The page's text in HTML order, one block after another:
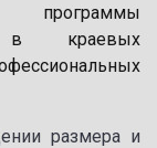
в краевых
размера и